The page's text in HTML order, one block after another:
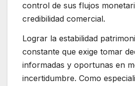
control de sus flujos
credibilidad comercial.
Lograr la estabilidad
constante que exige tomar
informadas y oportunas en
incertidumbre. Como